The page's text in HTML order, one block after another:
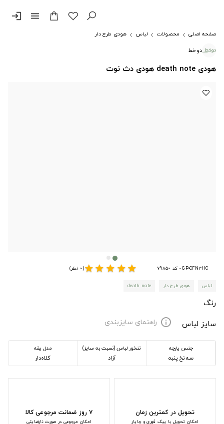
menu
login
صفحه اصلی محصولات لباس
هودی طرح دار
دوخط
هودی death note هودی دث نوت
GP-CFN3HC - کد 79850 star
star
star
star
star(0 نظر)
لباس هودی طرح دار death note
رنگ
سایز لباس
info راهنمای سایزبندی
جنس پارچه
سه نخ پنبه
تنخور لباس (نسبت به سایز)
آزاد
مدل یقه
کلاه‌دار
تحویل در کمترین زمان
امکان تحویل با پیک فوری و چاپار
۷ روز ضمانت مرجوعی کالا
امکان مرجوعی در صورت نارضایتی